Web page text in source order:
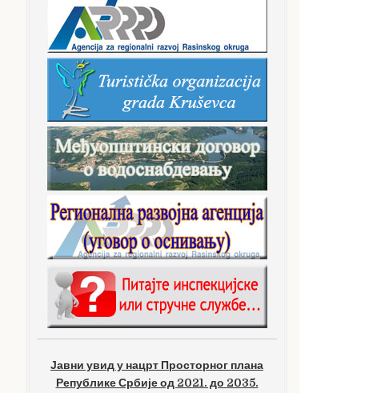
Јавни увид у нацрт Просторног плана
Републике Србије од 2021. до 2035.